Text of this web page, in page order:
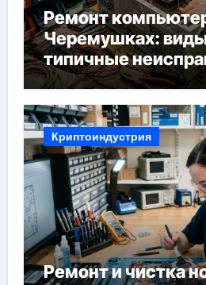
Ремонт
Черемушках: виды
типичные
Криптоиндустрия
Ремонт и чистка